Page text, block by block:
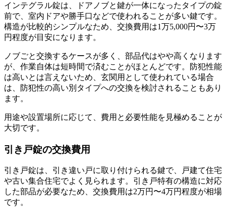
インテグラル錠は、ドアノブと鍵が一体になったタイプの錠
前で、室内ドアや勝手口などで使われることが多い鍵です。
構造が比較的シンプルなため、交換費用は1万5,000円〜3万
円程度が目安になります。
ノブごと交換するケースが多く、部品代はやや高くなります
が、作業自体は短時間で済むことがほとんどです。防犯性能
は高いとは言えないため、玄関用として使われている場合
は、防犯性の高い別タイプへの交換を検討されることもあり
ます。
用途や設置場所に応じて、費用と必要性能を見極めることが
大切です。
引き戸錠の交換費用
引き戸錠は、引き違い戸に取り付けられる鍵で、戸建て住宅
や古い集合住宅でよく見られます。引き戸特有の構造に対応
した部品が必要なため、交換費用は2万円〜4万円程度が相場
です。